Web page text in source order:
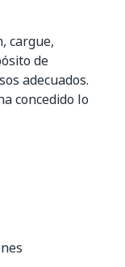
cargue,
de
adecuados.
concedido lo